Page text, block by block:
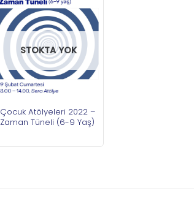
STOKTA YOK
Çocuk Atölyeleri 2022 –
Zaman Tüneli (6-9 Yaş)